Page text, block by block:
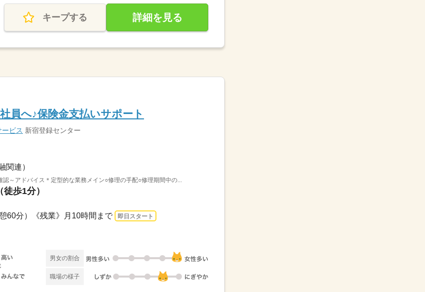
キープする 詳細を見る
員へ♪保険金支払いサポート
ビス 新宿登録センター
関連）
～アドバイス＊定型的な業務メイン○修理の手配○修理期間中の...
歩1分）
60分）《残業》月10時間まで 即日スタート
男女の割合
職場の様子